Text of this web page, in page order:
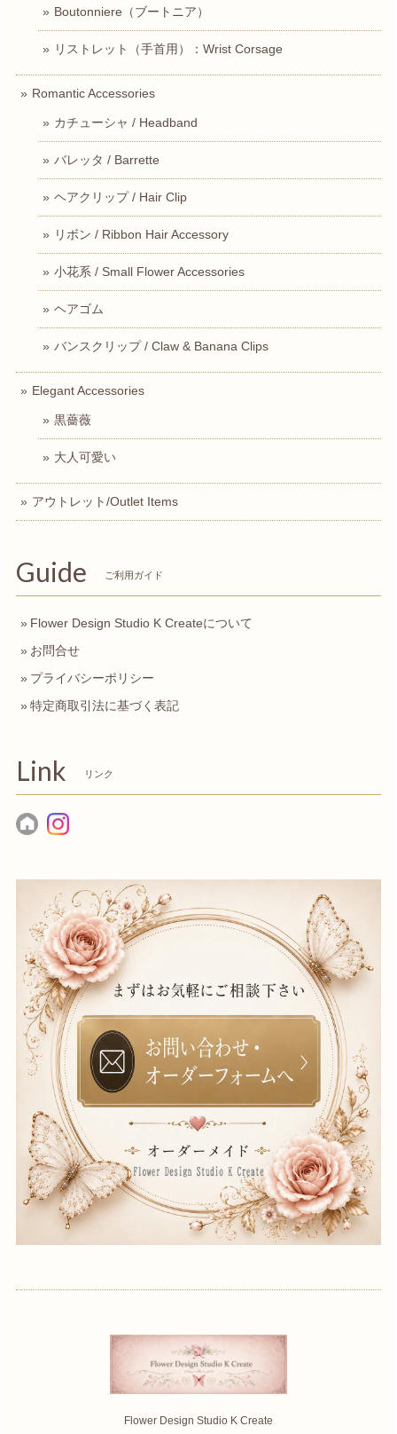
Boutonniere（ブートニア）
リストレット（手首用）：Wrist Corsage
Romantic Accessories
カチューシャ / Headband
バレッタ / Barrette
ヘアクリップ / Hair Clip
リボン / Ribbon Hair Accessory
小花系 / Small Flower Accessories
ヘアゴム
バンスクリップ / Claw & Banana Clips
Elegant Accessories
黒薔薇
大人可愛い
アウトレット/Outlet Items
Guide ご利用ガイド
Flower Design Studio K Createについて
お問合せ
プライバシーポリシー
特定商取引法に基づく表記
Link リンク
Flower Design Studio K Create